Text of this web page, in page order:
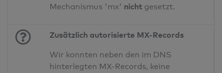
Mechanismus 'mx' nicht gesetzt.
Zusätzlich autorisierte MX-Records
Wir konnten neben den im DNS
hinterlegten MX-Records, keine